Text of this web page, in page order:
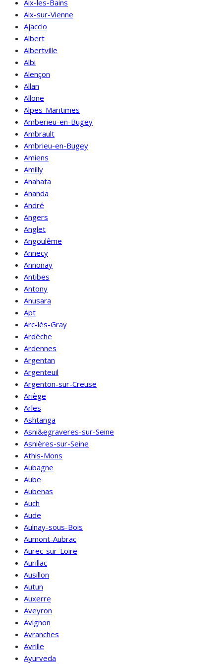
Aix-les-Bains
Aix-sur-Vienne
Ajaccio
Albert
Albertville
Albi
Alençon
Allan
Allone
Alpes-Maritimes
Amberieu-en-Bugey
Ambrault
Ambrieu-en-Bugey
Amiens
Amilly
Anahata
Ananda
André
Angers
Anglet
Angoulême
Annecy
Annonay
Antibes
Antony
Anusara
Apt
Arc-lès-Gray
Ardèche
Ardennes
Argentan
Argenteuil
Argenton-sur-Creuse
Ariège
Arles
Ashtanga
Asni&egraveres-sur-Seine
Asnières-sur-Seine
Athis-Mons
Aubagne
Aube
Aubenas
Auch
Aude
Aulnay-sous-Bois
Aumont-Aubrac
Aurec-sur-Loire
Aurillac
Ausillon
Autun
Auxerre
Aveyron
Avignon
Avranches
Avrille
Ayurveda